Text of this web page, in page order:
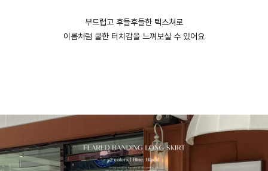
부드럽고 후들후들한 텍스쳐로
이름처럼 쿨한 터치감을 느껴보실 수 있어요